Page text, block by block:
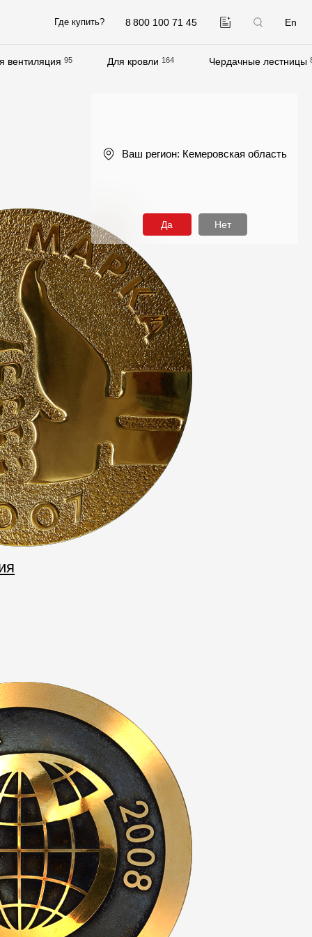
8 800 100 71 45 En
Где купить?
вентиляция 95 Для кровли 164 Чердачные лестницы
Награды
Отправка рекламации
Предложения по сотрудничеству
Вакансии
B2B
Отзывы
Ваш регион: Кемеровская область
Да Нет